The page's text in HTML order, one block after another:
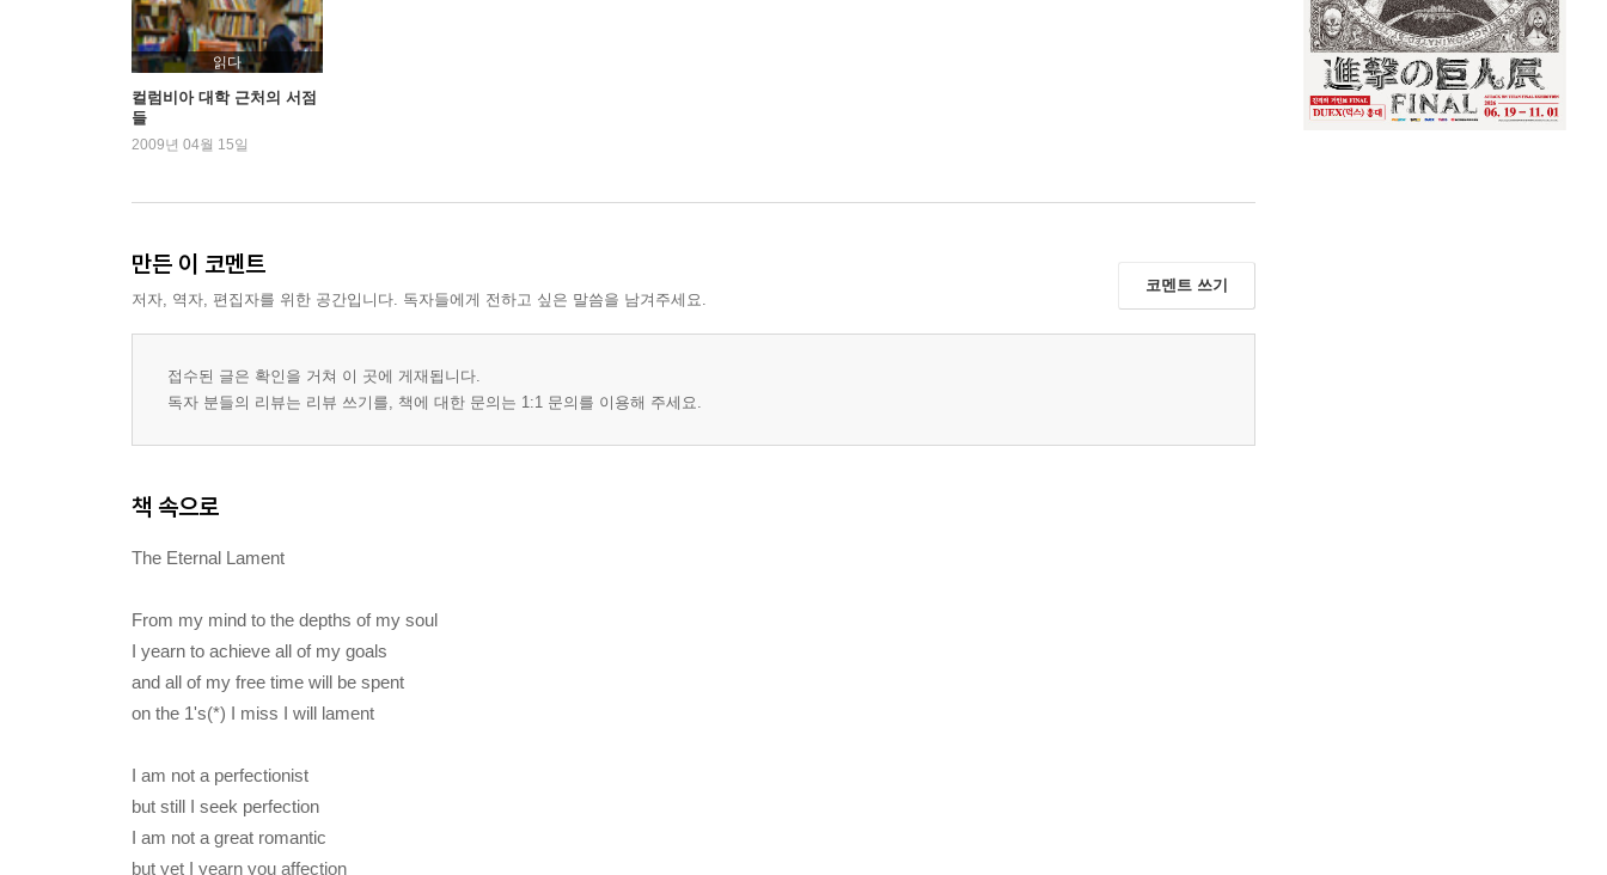
읽다
컬럼비아 대학 근처의 서점
들
2009년 04월 15일
만든 이 코멘트
저자, 역자, 편집자를 위한 공간입니다. 독자들에게 전하고 싶은 말씀을 남겨주세요.
코멘트 쓰기
접수된 글은 확인을 거쳐 이 곳에 게재됩니다.
독자 분들의 리뷰는 리뷰 쓰기를, 책에 대한 문의는 1:1 문의를 이용해 주세요.
책 속으로
The Eternal Lament
From my mind to the depths of my soul
I yearn to achieve all of my goals
and all of my free time will be spent
on the 1's(*) I miss I will lament
I am not a perfectionist
but still I seek perfection
I am not a great romantic
but yet I yearn you affection